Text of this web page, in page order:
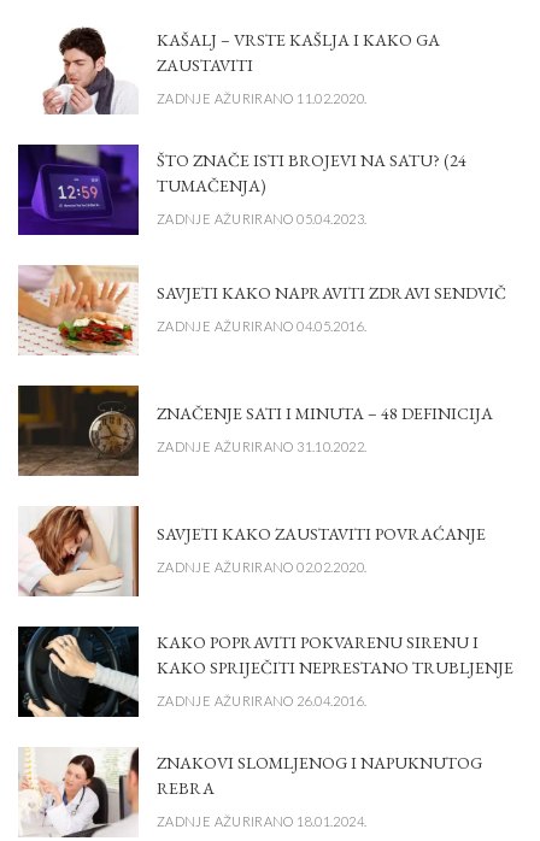
KAŠALJ – VRSTE KAŠLJA I KAKO GA
ZAUSTAVITI
ZADNJE AŽURIRANO 11.02.2020.
ŠTO ZNAČE ISTI BROJEVI NA SATU? (24
TUMAČENJA)
ZADNJE AŽURIRANO 05.04.2023.
SAVJETI KAKO NAPRAVITI ZDRAVI SENDVIČ
ZADNJE AŽURIRANO 04.05.2016.
ZNAČENJE SATI I MINUTA – 48 DEFINICIJA
ZADNJE AŽURIRANO 31.10.2022.
SAVJETI KAKO ZAUSTAVITI POVRAĆANJE
ZADNJE AŽURIRANO 02.02.2020.
KAKO POPRAVITI POKVARENU SIRENU I
KAKO SPRIJEČITI NEPRESTANO TRUBLJENJE
ZADNJE AŽURIRANO 26.04.2016.
ZNAKOVI SLOMLJENOG I NAPUKNUTOG
REBRA
ZADNJE AŽURIRANO 18.01.2024.